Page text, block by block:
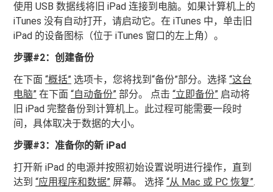
使用 USB 数据线将旧 iPad 连接到电脑。如果计算机上的
iTunes 没有自动打开，请启动它。在 iTunes 中，单击旧
iPad 的设备图标（位于 iTunes 窗口的左上角）。
步骤#2：创建备份
在下面“概括” 选项卡，您将找到“备份”部分。选择“这台
电脑” 在下面“自动备份” 部分。 点击“立即备份” 启动将
旧 iPad 完整备份到计算机上。此过程可能需要一段时
间，具体取决于数据的大小。
步骤#3：准备你的新 iPad
打开新 iPad 的电源并按照初始设置说明进行操作，直到
达到“应用程序和数据” 屏幕。 选择“从 Mac 或 PC 恢复”.